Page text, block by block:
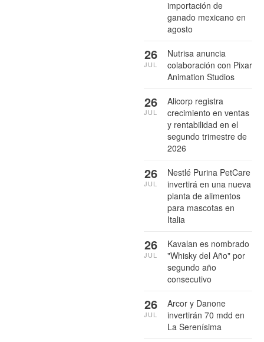
importación de
ganado mexicano en
agosto
Nutrisa anuncia
colaboración con Pixar
Animation Studios
26
JUL
Alicorp registra
crecimiento en ventas
y rentabilidad en el
segundo trimestre de
2026
26
JUL
Nestlé Purina PetCare
invertirá en una nueva
planta de alimentos
para mascotas en
Italia
26
JUL
Kavalan es nombrado
"Whisky del Año" por
segundo año
consecutivo
26
JUL
Arcor y Danone
invertirán 70 mdd en
La Serenísima
26
JUL